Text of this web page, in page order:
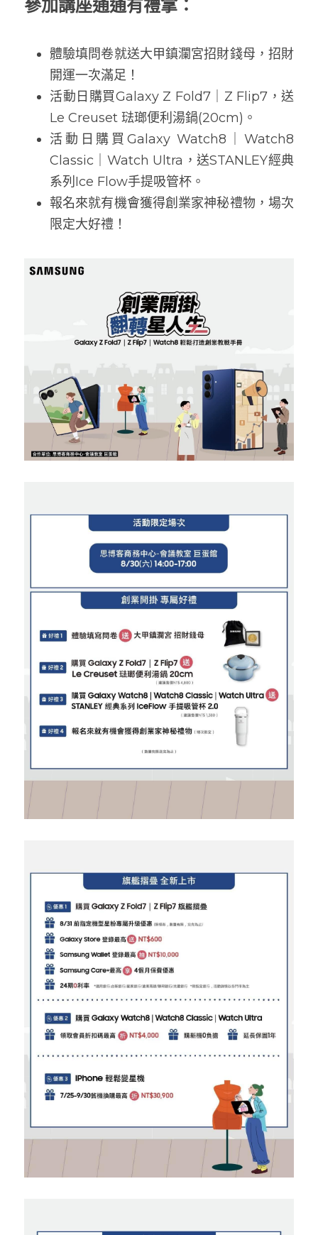
參加講座通通有禮拿：
體驗填問卷就送大甲鎮瀾宮招財錢母，招財
開運一次滿足！
活動日購買Galaxy Z Fold7｜Z Flip7，送
Le Creuset 琺瑯便利湯鍋(20cm)。
活動日購買Galaxy Watch8｜Watch8
Classic｜Watch Ultra，送STANLEY經典
系列Ice Flow手提吸管杯。
報名來就有機會獲得創業家神秘禮物，場次
限定大好禮！